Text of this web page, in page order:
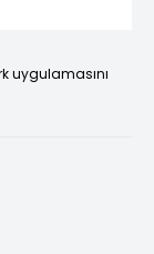
uygulamasını